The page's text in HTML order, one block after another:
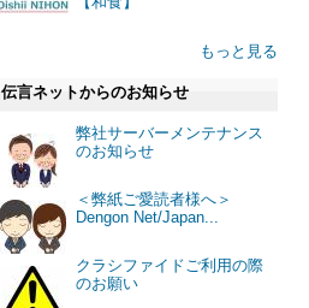
もっと見る
伝言ネットからのお知らせ
弊社サーバーメンテナンス
のお知らせ
＜弊紙ご愛読者様へ＞
Dengon Net/Japan...
クラシファイドご利用の際
のお願い